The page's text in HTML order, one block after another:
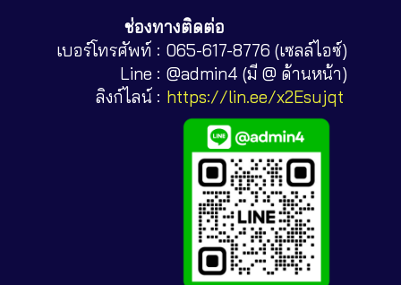
ช่องทางติดต่อ
เบอร์โทรศัพท์ : 065-617-8776 (เซลล์ไอซ์)
Line : @admin4 (มี @ ด้านหน้า)
ลิงก์ไลน์ : https://lin.ee/x2Esujqt